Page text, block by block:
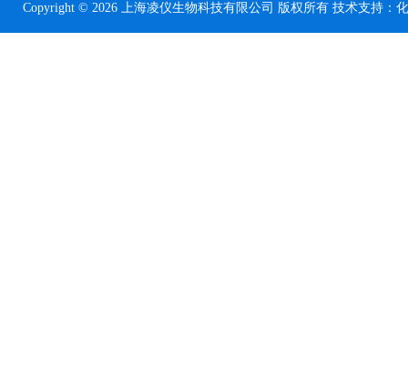
Copyright © 2026 上海凌仪生物科技有限公司 版权所有 技术支持：